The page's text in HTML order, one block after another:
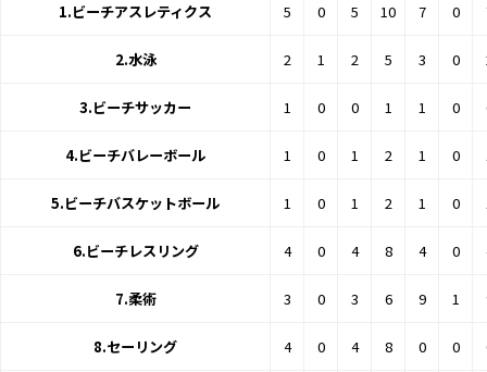
1.ビーチアスレティクス 5 0 5 10 7 0
2.水泳 2 1 2 5 3 0
3.ビーチサッカー 1 0 0 1 1 0
4.ビーチバレーボール 1 0 1 2 1 0
5.ビーチバスケットボール 1 0 1 2 1 0
6.ビーチレスリング 4 0 4 8 4 0
7.柔術 3 0 3 6 9 1
8.セーリング 4 0 4 8 0 0